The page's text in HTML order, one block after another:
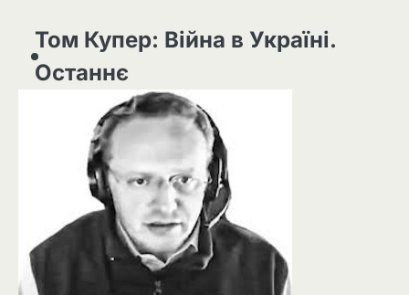
Том Купер: Війна в Україні.
Останнє